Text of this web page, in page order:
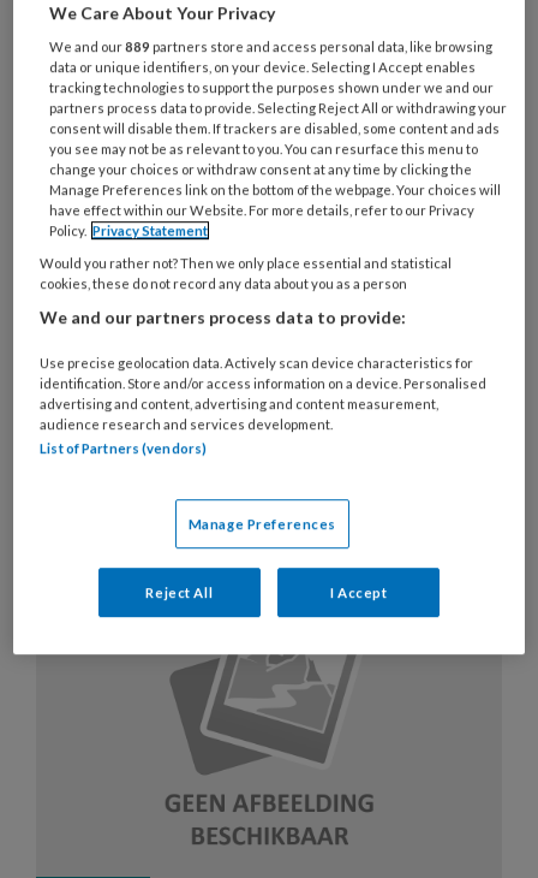
Dit zijn onze best gelezen
artikelen van 2024
Het jaar 2024 zit er (bijna!) op. Het was een jaar
waarin veel gebeurde in kinderopvangland en
waarin veel ter discussie stond. Gratis
kinderopvang in 2027: goed idee of niet? De
taaleis komt eraan, de discussie over zzp'ers en
het handhaven op de wet DBA en de
gastouderlocaties die maar blijven dalen. Wij
presenteren: de best gelezen artikelen van 2024
op KinderopvangTotaal!
We Care About Your Privacy
We and our889 partners store and access personal data, like browsing
data or unique identifiers, on your device. Selecting I Accept enables
tracking technologies to support the purposes shown under we and our
partners process data to provide. Selecting Reject All or withdrawing your
consent will disable them. If trackers are disabled, some content and ads
you see may not be as relevant to you. You can resurface this menu to
change your choices or withdraw consent at any time by clicking the
Manage Preferences link on the bottom of the webpage. Your choices will
have effect within our Website. For more details, refer to our Privacy
Policy. Privacy Statement
Would you rather not? Then we only place essential and statistical
cookies, these do not record any data about you as a person
We and our partners process data to provide:
Use precise geolocation data. Actively scan device characteristics for
identification. Store and/or access information on a device. Personalised
advertising and content, advertising and content measurement,
audience research and services development.
List of Partners (vendors)
Manage Preferences
Reject All I Accept